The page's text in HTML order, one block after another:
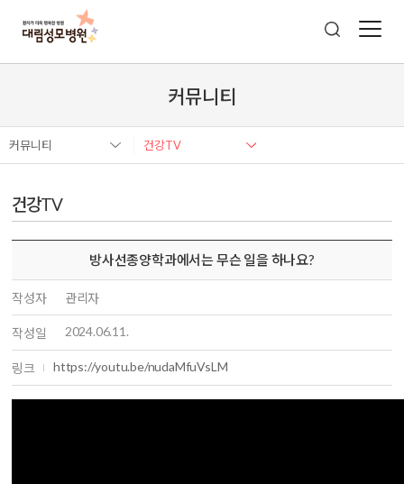
커뮤니티
커뮤니티 건강TV
건강TV
방사선종양학과에서는 무슨 일을 하나요?
작성자 관리자
작성일 2024.06.11.
링크 https://youtu.be/nudaMfuVsLM